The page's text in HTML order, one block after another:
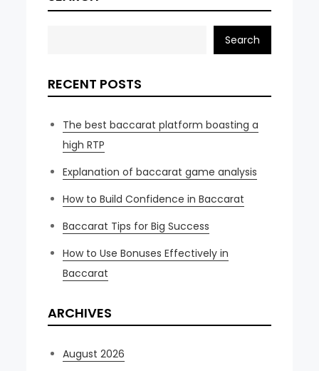
Search
RECENT POSTS
The best baccarat platform boasting a
high RTP
Explanation of baccarat game analysis
How to Build Confidence in Baccarat
Baccarat Tips for Big Success
How to Use Bonuses Effectively in
Baccarat
ARCHIVES
August 2026